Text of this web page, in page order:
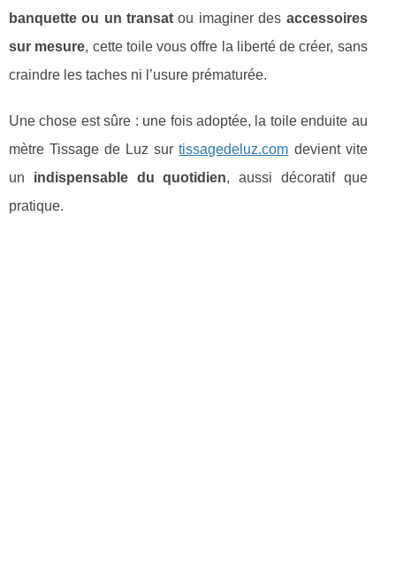
banquette ou un transat ou imaginer des accessoires
sur mesure, cette toile vous offre la liberté de créer, sans
craindre les taches ni l’usure prématurée.
Une chose est sûre : une fois adoptée, la toile enduite au
mètre Tissage de Luz surtissagedeluz.com devient vite
un indispensable du quotidien, aussi décoratif que
pratique.